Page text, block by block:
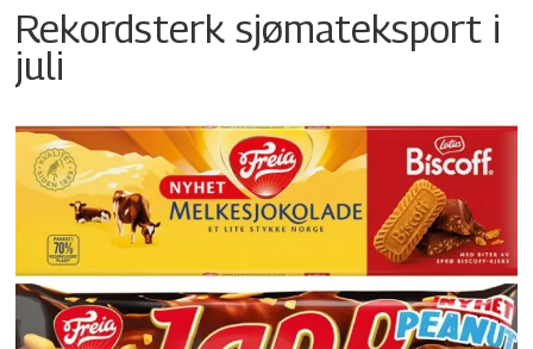
Rekordsterk sjømateksport i
juli